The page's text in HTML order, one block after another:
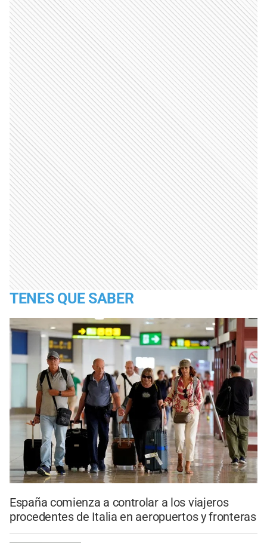
TENES QUE SABER
España comienza a controlar a los viajeros
procedentes de Italia en aeropuertos y fronteras